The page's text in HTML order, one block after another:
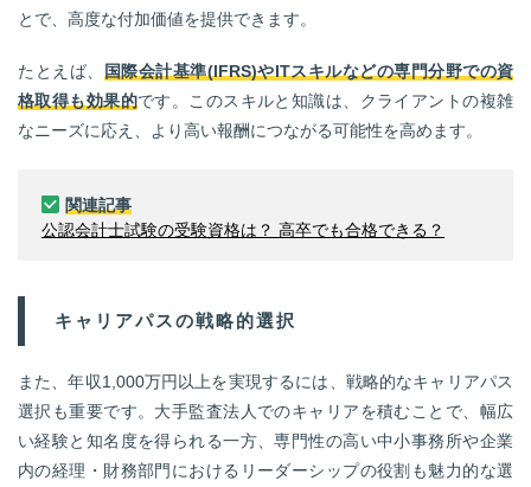
とで、高度な付加価値を提供できます。
たとえば、 国際会計基準(IFRS)やITスキルなどの専門分野での資
格取得も効果的です。このスキルと知識は、クライアントの複雑
なニーズに応え、より高い報酬につながる可能性を高めます。
関連記事
公認会計士試験の受験資格は？ 高卒でも合格できる？
キャリアパスの戦略的選択
また、年収1,000万円以上を実現するには、戦略的なキャリアパス
選択も重要です。大手監査法人でのキャリアを積むことで、幅広
い経験と知名度を得られる一方、専門性の高い中小事務所や企業
内の経理・財務部門におけるリーダーシップの役割も魅力的な選